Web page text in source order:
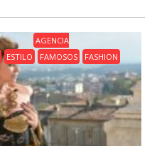
AGENCIA
ESTILO FAMOSOS FASHION